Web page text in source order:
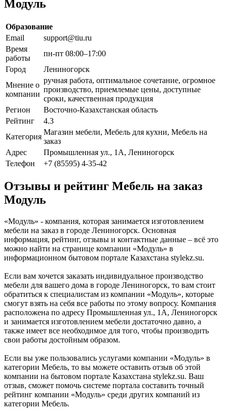
Модуль
Образование
Email
support@tiu.ru
Время
работы
пн-пт 08:00–17:00
Город
Лениногорск
Мнение о
компании
ручная работа, оптимальное сочетание, огромное
производство, приемлемые цены, доступные
сроки, качественная продукция
Регион
Восточно-Казахстанская область
Рейтинг
4.3
Категория
Магазин мебели, Мебель для кухни, Мебель на
заказ
Адрес
Промышленная ул., 1А, Лениногорск
Телефон
+7 (85595) 4-35-42
Отзывы и рейтинг Мебель на заказ
Модуль
«Модуль» - компания, которая занимается изготовлением
мебели на заказ в городе Лениногорск. Основная
информация, рейтинг, отзывы и контактные данные – всё это
можно найти на странице компании «Модуль» в
информационном бытовом портале Казахстана stylekz.su.
Если вам хочется заказать индивидуальное производство
мебели для вашего дома в городе Лениногорск, то вам стоит
обратиться к специалистам из компании «Модуль», которые
смогут взять на себя все работы по этому вопросу. Компания
расположена по адресу Промышленная ул., 1А, Лениногорск
и занимается изготовлением мебели достаточно давно, а
также имеет все необходимое для того, чтобы производить
свои работы достойным образом.
Если вы уже пользовались услугами компании «Модуль» в
категории Мебель, то вы можете оставить отзыв об этой
компании на бытовом портале Казахстана stylekz.su. Ваш
отзыв, сможет помочь системе портала составить точный
рейтинг компании «Модуль» среди других компаний из
категории Мебель.